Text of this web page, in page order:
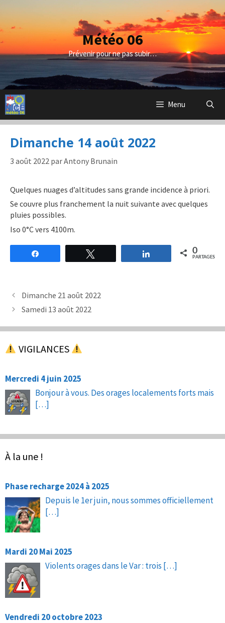
contenu
Météo 06
Prévenir pour ne pas subir…
Menu
Dimanche 14 août 2022
3 août 2022 parAntony Brunain
Quelques nuages d’altitudes sans grande incidence à priori.
Se couvre plus franchement la nuit suivante avec quelques
pluies possibles.
Iso 0°C vers 4100m.
Partagez 0
PARTAGES
Dimanche 21 août 2022
Samedi 13 août 2022
VIGILANCES
Mercredi 4 juin 2025
Bonjour à vous. Des orages localements forts mais
[…]
À la une !
Phase recharge 2024 à 2025
Depuis le 1er juin, nous sommes officiellement
[…]
Mardi 20 Mai 2025
Violents orages dans le Var : trois […]
Vendredi 20 octobre 2023